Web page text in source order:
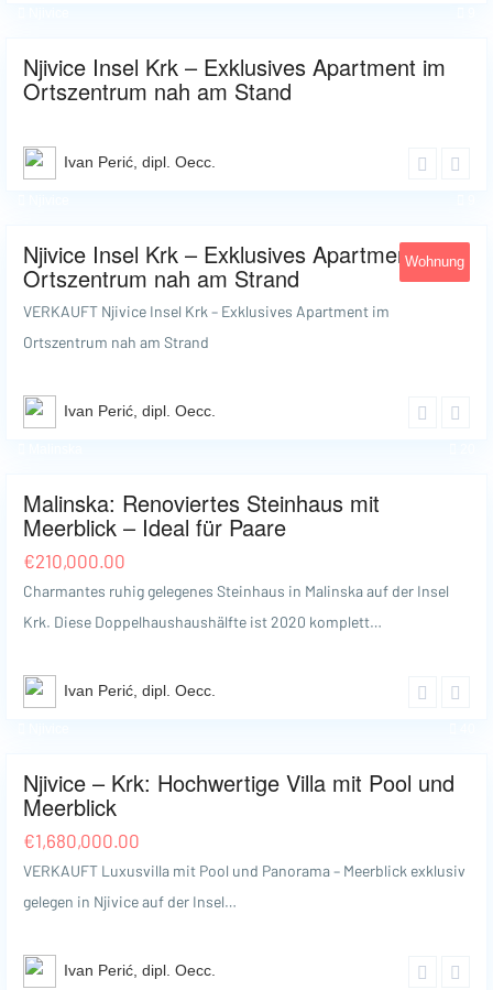
Njivice Insel Krk – Exklusives Apartment im
Ortszentrum nah am Stand
Ivan Perić, dipl. Oecc.
Wohnung
Njivice Insel Krk – Exklusives Apartment im
Ortszentrum nah am Strand
VERKAUFT Njivice Insel Krk – Exklusives Apartment im
Ortszentrum nah am Strand
Ivan Perić, dipl. Oecc.
Malinska: Renoviertes Steinhaus mit
Meerblick – Ideal für Paare
€210,000.00
Charmantes ruhig gelegenes Steinhaus in Malinska auf der Insel
Krk. Diese Doppelhaushaushälfte ist 2020 komplett…
Ivan Perić, dipl. Oecc.
Njivice – Krk: Hochwertige Villa mit Pool und
Meerblick
€1,680,000.00
VERKAUFT Luxusvilla mit Pool und Panorama – Meerblick exklusiv
gelegen in Njivice auf der Insel…
Ivan Perić, dipl. Oecc.